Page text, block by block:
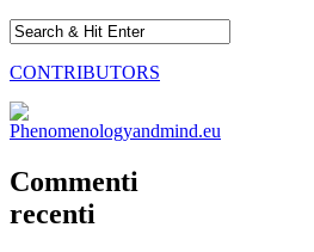
CONTRIBUTORS
Commenti
recenti